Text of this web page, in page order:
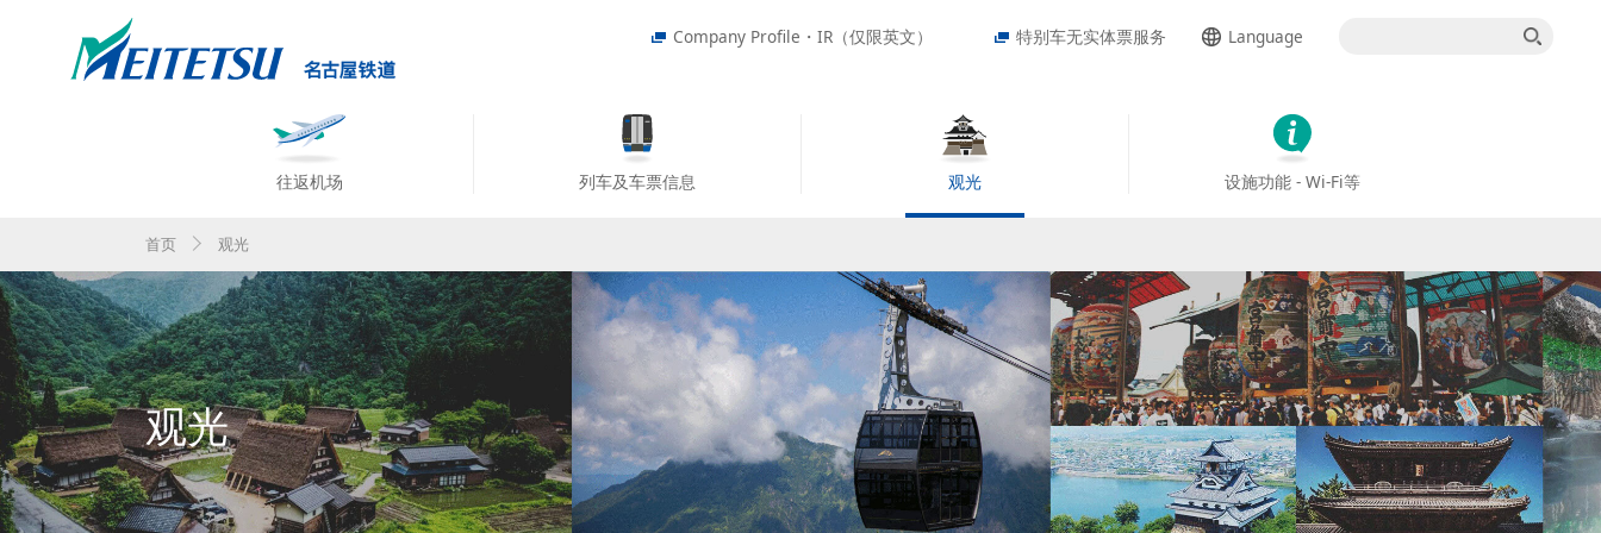
往返机场 列车及车票信息 观光 设施功能 - Wi-Fi等
Company Profile・IR（仅限英文） 特别车无实体票服务 Language
English
繁体中文
ภาษาไทย
首页 观光
观光